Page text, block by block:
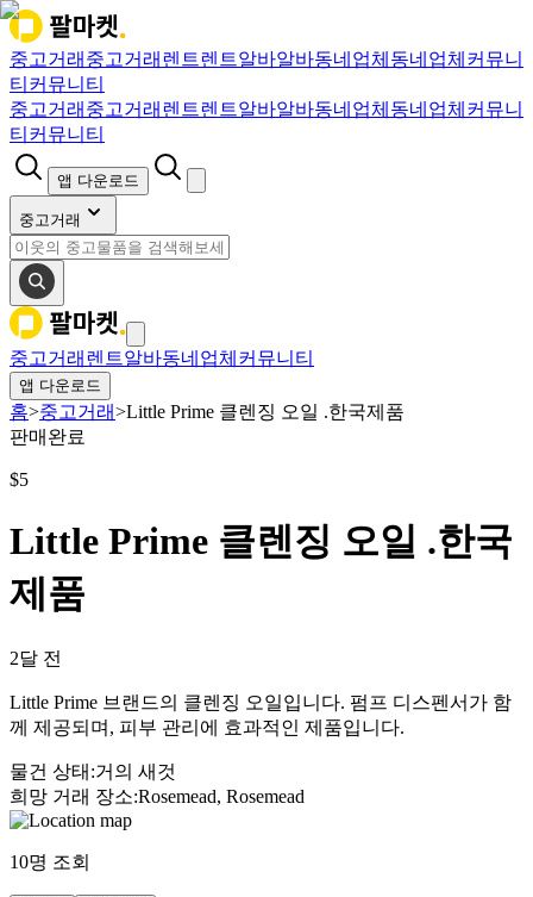
중고거래 중고거래 렌트렌트알바알바동네업체 동네업체 커뮤니
티 커뮤니티
중고거래 중고거래 렌트렌트알바알바동네업체 동네업체 커뮤니
티 커뮤니티
앱 다운로드
중고거래
중고거래 렌트알바동네업체 커뮤니티
앱 다운로드
홈>중고거래>Little Prime 클렌징 오일 .한국제품
판매완료
$5
Little Prime 클렌징 오일 .한국
제품
2달 전
Little Prime 브랜드의 클렌징 오일입니다. 펌프 디스펜서가 함
께 제공되며, 피부 관리에 효과적인 제품입니다.
물건 상태 :거의 새것
희망 거래 장소:Rosemead, Rosemead
10명 조회